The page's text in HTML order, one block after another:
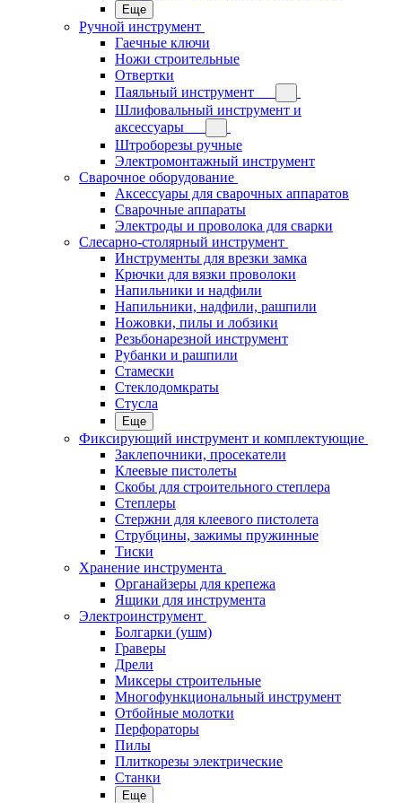
Еще
Ручной инструмент
Гаечные ключи
Ножи строительные
Отвертки
Паяльный инструмент
Шлифовальный инструмент и
аксессуары
Штроборезы ручные
Электромонтажный инструмент
Сварочное оборудование
Аксессуары для сварочных аппаратов
Сварочные аппараты
Электроды и проволока для сварки
Слесарно-столярный инструмент
Инструменты для врезки замка
Крючки для вязки проволоки
Напильники и надфили
Напильники, надфили, рашпили
Ножовки, пилы и лобзики
Резьбонарезной инструмент
Рубанки и рашпили
Стамески
Стеклодомкраты
Стусла
Еще
Фиксирующий инструмент и комплектующие
Заклепочники, просекатели
Клеевые пистолеты
Скобы для строительного степлера
Степлеры
Стержни для клеевого пистолета
Струбцины, зажимы пружинные
Тиски
Хранение инструмента
Органайзеры для крепежа
Ящики для инструмента
Электроинструмент
Болгарки (ушм)
Граверы
Дрели
Миксеры строительные
Многофункциональный инструмент
Отбойные молотки
Перфораторы
Пилы
Плиткорезы электрические
Станки
Еще